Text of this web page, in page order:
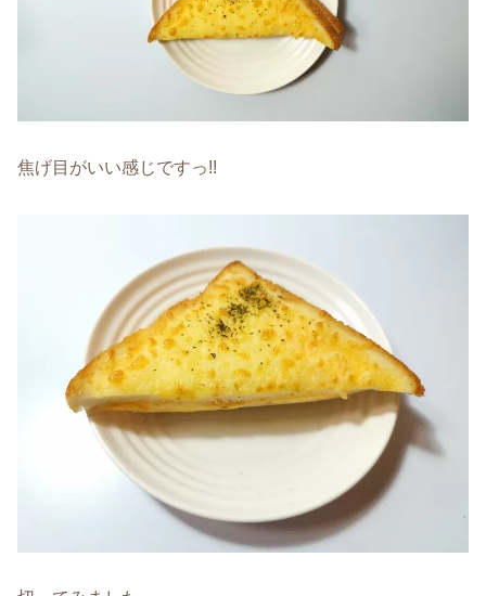
焦げ目がいい感じですっ!!